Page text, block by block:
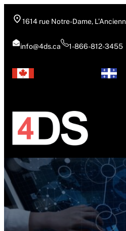
1614 rue Notre-Dame,
info@4ds.ca 1-866-812-3455